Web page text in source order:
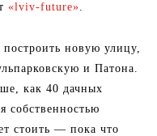
«lviv-future».
построить новую улицу,
и Патона.
как 40 дачных
собственностью
стоить — пока что